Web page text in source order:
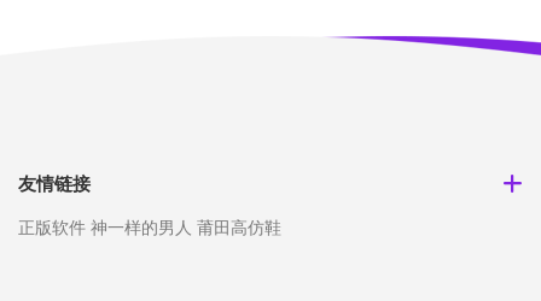
友情链接
正版软件 神一样的男人 莆田高仿鞋